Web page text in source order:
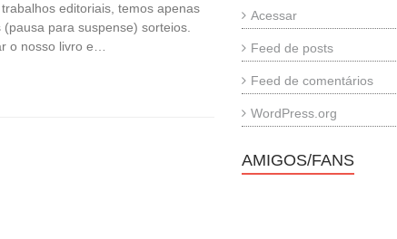
editoriais, temos apenas
para suspense) sorteios.
o nosso livro e…
Acessar
Feed de posts
Feed de comentários
WordPress.org
AMIGOS/FANS